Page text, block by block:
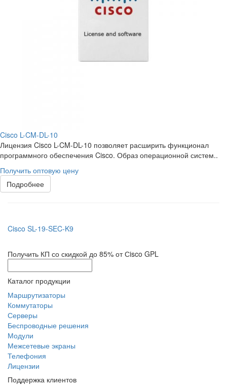
Cisco L-CM-DL-10
Лицензия Cisco L-CM-DL-10 позволяет расширить функционал
программного обеспечения Cisco. Образ операционной систем..
Получить оптовую цену
Подробнее
Cisco SL-19-SEC-K9
Получить КП со скидкой до 85% от Сisco GPL
Каталог продукции
Маршрутизаторы
Коммутаторы
Серверы
Беспроводные решения
Модули
Межсетевые экраны
Телефония
Лицензии
Поддержка клиентов